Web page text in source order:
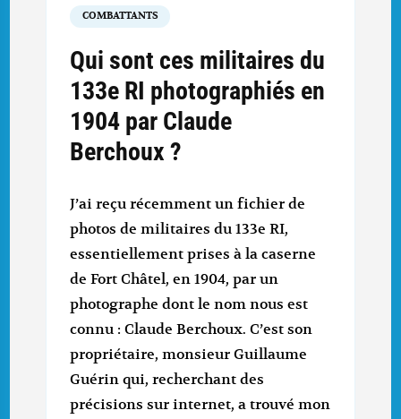
COMBATTANTS
Qui sont ces militaires du
133e RI photographiés en
1904 par Claude
Berchoux ?
J’ai reçu récemment un fichier de
photos de militaires du 133e RI,
essentiellement prises à la caserne
de Fort Châtel, en 1904, par un
photographe dont le nom nous est
connu : Claude Berchoux. C’est son
propriétaire, monsieur Guillaume
Guérin qui, recherchant des
précisions sur internet, a trouvé mon